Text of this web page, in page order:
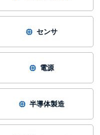
センサ
電源
半導体製造